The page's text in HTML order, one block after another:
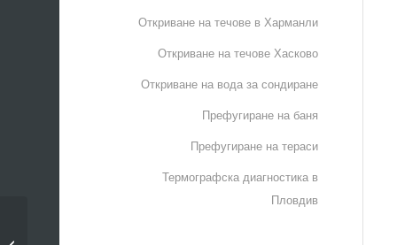
Откриване на течове в Харманли
Откриване на течове Хасково
Откриване на вода за сондиране
Префугиране на баня
Префугиране на тераси
Термографска диагностика в
Пловдив